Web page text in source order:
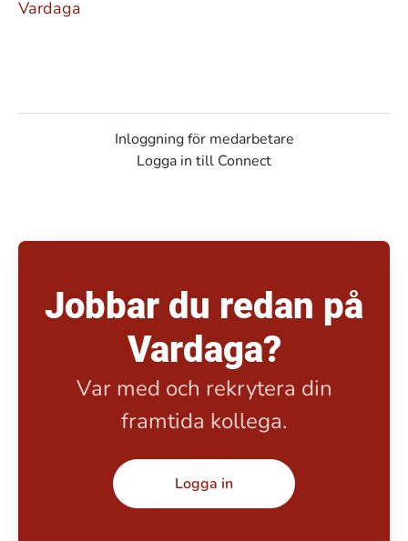
Vardaga
Inloggning för medarbetare
Logga in till Connect
Jobbar du redan på
Vardaga?
Var med och rekrytera din
framtida kollega.
Logga in